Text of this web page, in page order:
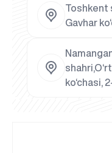
Toshkent
Gavhar
ko‘chasi,